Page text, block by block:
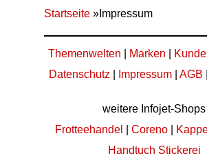
Startseite »Impressum
Themenwelten Marken
Datenschutz
Impressum| AGB
weitere Infojet-Shops
Frotteehandel
Coreno|
Handtuch Stickerei